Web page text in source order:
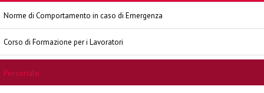
Norme di Comportamento in caso di Emergenza
Corso di Formazione per i Lavoratori
Personale